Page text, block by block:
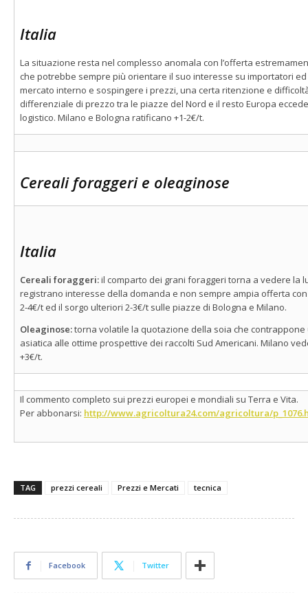
Italia
La situazione resta nel complesso anomala con l’offerta
che potrebbe sempre più orientare il suo interesse su importatori
mercato interno e sospingere i prezzi, una certa ritenzione e
differenziale di prezzo tra le piazze del Nord e il resto Europa
logistico. Milano e Bologna ratificano +1-2€/t.
Cereali foraggeri e oleaginose
Italia
Cereali foraggeri:il comparto dei grani foraggeri torna a vedere la
registrano interesse della domanda e non sempre ampia offerta
2-4€/t ed il sorgo ulteriori 2-3€/t sulle piazze di Bologna e Milano.
Oleaginose:torna volatile la quotazione della soia che
asiatica alle ottime prospettive dei raccolti Sud Americani. Milano
+3€/t.
Il commento completo sui prezzi europei e mondiali su Terra e Vita.
Per abbonarsi: http://www.agricoltura24.com/agricoltura/
TAG prezzi cereali Prezzi e Mercati tecnica
Facebook Twitter